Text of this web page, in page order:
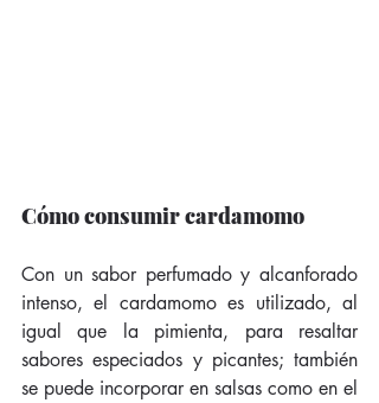
Cómo consumir cardamomo
Con un sabor perfumado y alcanforado
intenso, el cardamomo es utilizado, al
igual que la pimienta, para resaltar
sabores especiados y picantes; también
se puede incorporar en salsas como en el